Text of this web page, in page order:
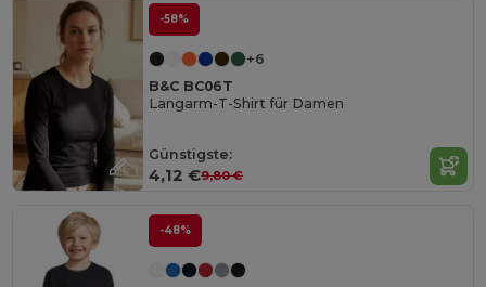
-58%
+6
B&C BC06T
Langarm-T-Shirt für Damen
Günstigste:
4,12 €9,80 €
-48%